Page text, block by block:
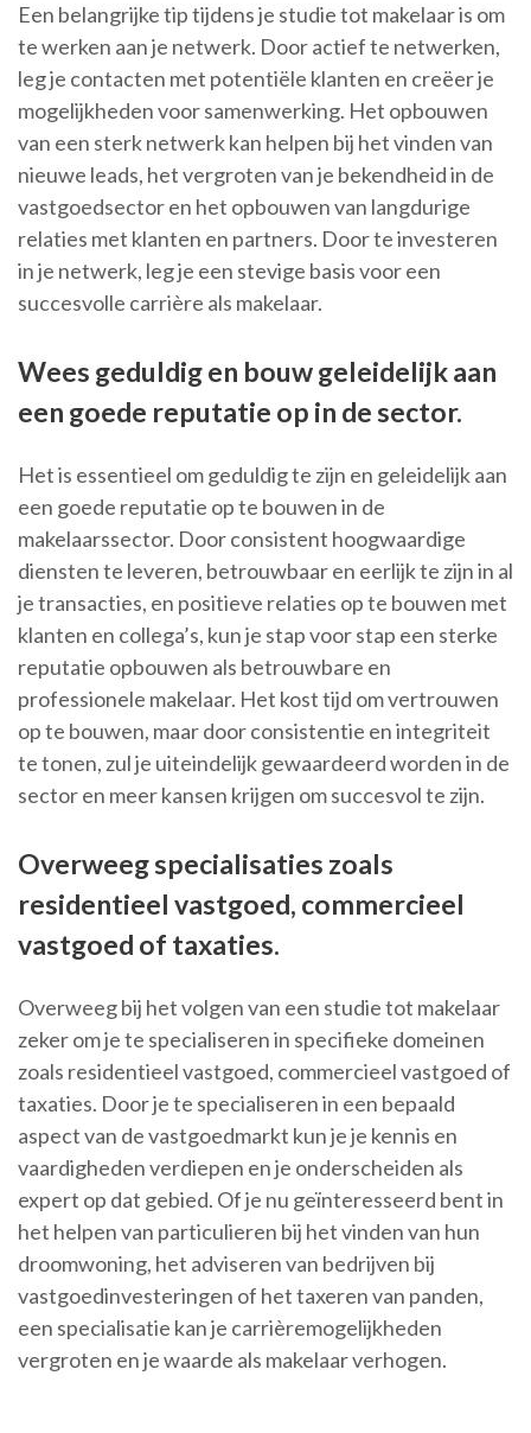
Een belangrijke tip tijdens je studie tot makelaar is om
te werken aan je netwerk. Door actief te netwerken,
leg je contacten met potentiële klanten en creëer je
mogelijkheden voor samenwerking. Het opbouwen
van een sterk netwerk kan helpen bij het vinden van
nieuwe leads, het vergroten van je bekendheid in de
vastgoedsector en het opbouwen van langdurige
relaties met klanten en partners. Door te investeren
in je netwerk, leg je een stevige basis voor een
succesvolle carrière als makelaar.
Wees geduldig en bouw geleidelijk aan
een goede reputatie op in de sector.
Het is essentieel om geduldig te zijn en geleidelijk aan
een goede reputatie op te bouwen in de
makelaarssector. Door consistent hoogwaardige
diensten te leveren, betrouwbaar en eerlijk te zijn in al
je transacties, en positieve relaties op te bouwen met
klanten en collega’s, kun je stap voor stap een sterke
reputatie opbouwen als betrouwbare en
professionele makelaar. Het kost tijd om vertrouwen
op te bouwen, maar door consistentie en integriteit
te tonen, zul je uiteindelijk gewaardeerd worden in de
sector en meer kansen krijgen om succesvol te zijn.
Overweeg specialisaties zoals
residentieel vastgoed, commercieel
vastgoed of taxaties.
Overweeg bij het volgen van een studie tot makelaar
zeker om je te specialiseren in specifieke domeinen
zoals residentieel vastgoed, commercieel vastgoed of
taxaties. Door je te specialiseren in een bepaald
aspect van de vastgoedmarkt kun je je kennis en
vaardigheden verdiepen en je onderscheiden als
expert op dat gebied. Of je nu geïnteresseerd bent in
het helpen van particulieren bij het vinden van hun
droomwoning, het adviseren van bedrijven bij
vastgoedinvesteringen of het taxeren van panden,
een specialisatie kan je carrièremogelijkheden
vergroten en je waarde als makelaar verhogen.